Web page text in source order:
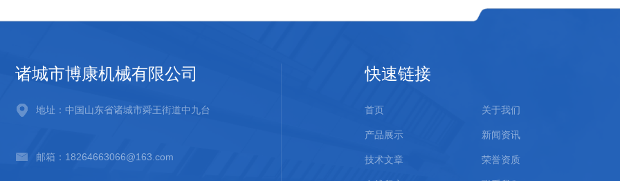
诸城市博康机械有限公司
地址：中国山东省诸城市舜王街道中九台
邮箱：18264663066@163.com
快速链接
首页 关于我们
产品展示 新闻资讯
技术文章 荣誉资质